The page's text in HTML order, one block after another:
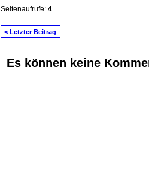
Seitenaufrufe: 4
< Letzter Beitrag
Es können keine